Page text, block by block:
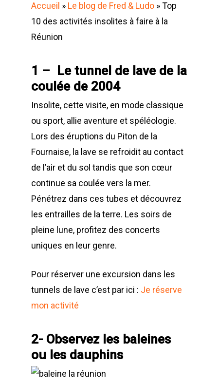
Accueil » Le blog de Fred & Ludo »Top
10 des activités insolites à faire à la
Réunion
1 – Le tunnel de lave de la
coulée de 2004
Insolite, cette visite, en mode classique
ou sport, allie aventure et spéléologie.
Lors des éruptions du Piton de la
Fournaise, la lave se refroidit au contact
de l’air et du sol tandis que son cœur
continue sa coulée vers la mer.
Pénétrez dans ces tubes et découvrez
les entrailles de la terre. Les soirs de
pleine lune, profitez des concerts
uniques en leur genre.
Pour réserver une excursion dans les
tunnels de lave c’est par ici : Je réserve
mon activité
2- Observez les baleines
ou les dauphins